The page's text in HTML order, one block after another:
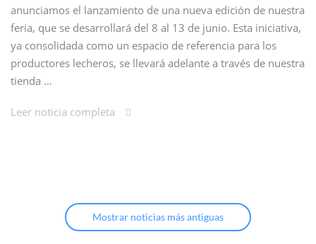
anunciamos el lanzamiento de una nueva edición de nuestra
feria, que se desarrollará del 8 al 13 de junio. Esta iniciativa,
ya consolidada como un espacio de referencia para los
productores lecheros, se llevará adelante a través de nuestra
tienda …
Leer noticia completa
Mostrar noticias más antiguas